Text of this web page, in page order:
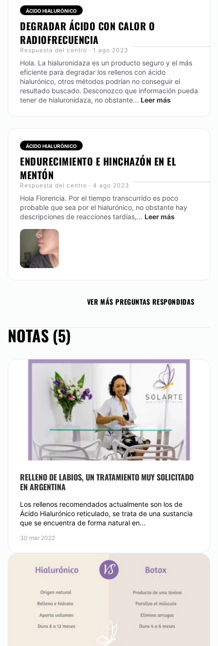
ÁCIDO HIALURÓNICO
DEGRADAR ÁCIDO CON CALOR O
RADIOFRECUENCIA
Respuesta del centro · 1 ago 2023
Hola. La hialuronidaza es un producto seguro y el más
eficiente para degradar los rellenos con ácido
hialurónico, otros métodos podrían no conseguir el
resultado buscado. Desconozco que información pueda
tener de hialuronidaza, no obstante... Leer más
ÁCIDO HIALURÓNICO
ENDURECIMIENTO E HINCHAZÓN EN EL
MENTÓN
Respuesta del centro · 4 ago 2023
Hola Florencia. Por el tiempo transcurrido es poco
probable que sea por el hialurónico, no obstante hay
descripciones de reacciones tardías,... Leer más
VER MÁS PREGUNTAS RESPONDIDAS
NOTAS (5)
RELLENO DE LABIOS, UN TRATAMIENTO MUY SOLICITADO
EN ARGENTINA
Los rellenos recomendados actualmente son los de
Ácido Hialurónico reticulado, se trata de una sustancia
que se encuentra de forma natural en...
30 mar 2022